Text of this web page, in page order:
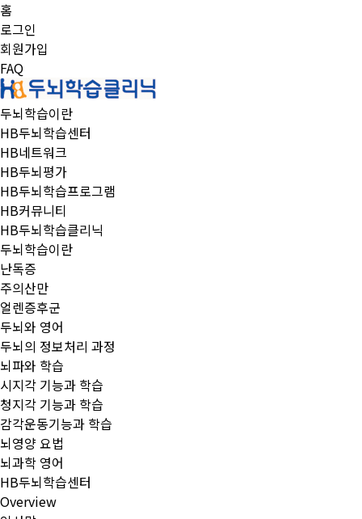
홈
로그인
회원가입
FAQ
두뇌학습이란
HB두뇌학습센터
HB네트워크
HB두뇌평가
HB두뇌학습프로그램
HB커뮤니티
HB두뇌학습클리닉
두뇌학습이란
난독증
주의산만
얼렌증후군
두뇌와 영어
두뇌의 정보처리 과정
뇌파와 학습
시지각 기능과 학습
청지각 기능과 학습
감각운동기능과 학습
뇌영양 요법
뇌과학 영어
HB두뇌학습센터
Overview